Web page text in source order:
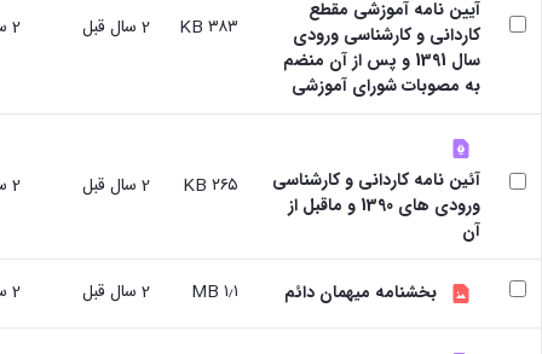
با ما
آدرس
و
تلفن
و
علوم
نفت
دانشکده
علوم
انسانی
دانشکده
هنر
و
معماری
دانشکده
دامپزشکی
غیر
فارسی
زبانان
آموزش
های
آزاد،
کاربردی
و
الکترونیکی
آیین نامه آموزشی مقطع
کاردانی و کارشناسی ورودی
سال 1391 و پس از آن منضم
به مصوبات شورای آموزشی
۳۸۳ KB 2 سال قبل 2 سال قبل
آئین نامه کاردانی و کارشناسی
ورودی های 1390 و ماقبل از
آن
۲۶۵ KB 2 سال قبل 2 سال قبل
بخشنامه میهمان دائم ۱٫۱ MB 2 سال قبل 2 سال قبل